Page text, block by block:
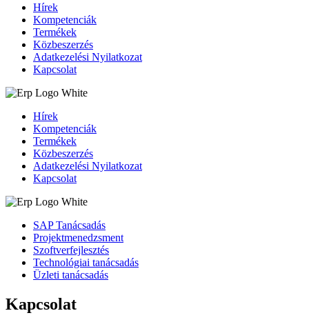
Hírek
Kompetenciák
Termékek
Közbeszerzés
Adatkezelési Nyilatkozat
Kapcsolat
Hírek
Kompetenciák
Termékek
Közbeszerzés
Adatkezelési Nyilatkozat
Kapcsolat
SAP Tanácsadás
Projektmenedzsment
Szoftverfejlesztés
Technológiai tanácsadás
Üzleti tanácsadás
Kapcsolat